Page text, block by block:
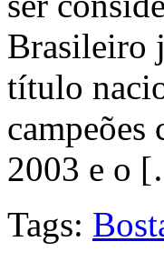
Brasileiro
título
campeões
2003 e o
Tags: